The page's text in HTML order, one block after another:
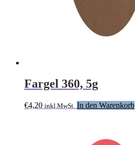
Fargel 360, 5g
€4,20 inkl.MwSt. In den Warenkorb